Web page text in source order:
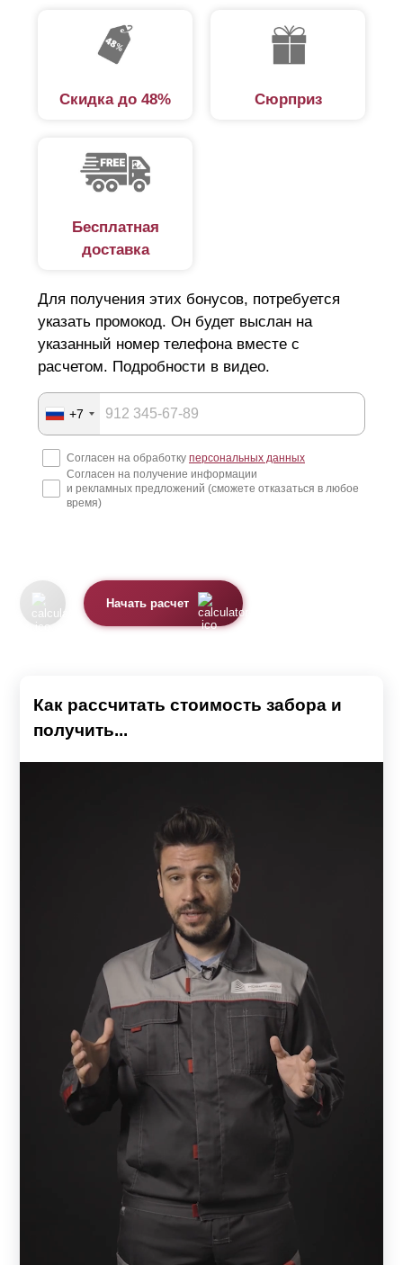
Скидка до 48% Сюрприз
Бесплатная
доставка
Для получения этих бонусов, потребуется
указать промокод. Он будет выслан на
указанный номер телефона вместе с
расчетом. Подробности в видео.
+7
Согласен на обработку персональных данных
Согласен на получение информации
и рекламных предложений (сможете отказаться в любое
время)
Начать расчет
Как рассчитать стоимость забора и
получить...